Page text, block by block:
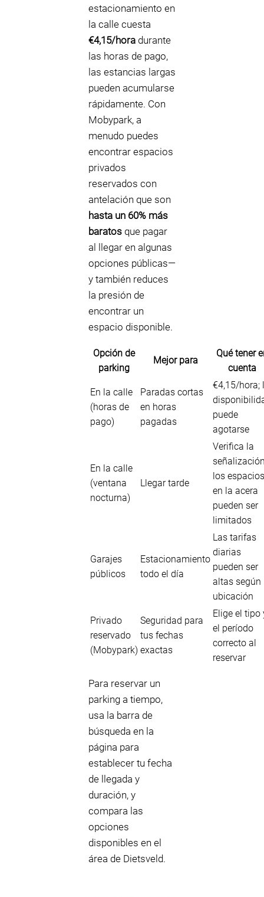
estacionamiento en
la calle cuesta
€4,15/hora durante
las horas de pago,
las estancias largas
pueden acumularse
rápidamente. Con
Mobypark, a
menudo puedes
encontrar espacios
privados
reservados con
antelación que son
hasta un 60% más
baratos que pagar
al llegar en algunas
opciones públicas—
y también reduces
la presión de
encontrar un
espacio disponible.
Opción de
parking
Mejor para
Qué tener
cuenta
En la calle
(horas de
pago)
Paradas cortas
en horas
pagadas
€4,15/hora;
puede
agotarse
En la calle
(ventana
nocturna)
Llegar tarde
Verifica la
los espacios
en la acera
pueden ser
limitados
Garajes
públicos
Estacionamiento
todo el día
Las tarifas
diarias
pueden ser
altas según
ubicación
Privado
reservado
(Mobypark)
Seguridad para
tus fechas
exactas
Elige el tipo
el período
correcto al
reservar
Para reservar un
parking a tiempo,
usa la barra de
búsqueda en la
página para
establecer tu fecha
de llegada y
duración, y
compara las
opciones
disponibles en el
área de Dietsveld.